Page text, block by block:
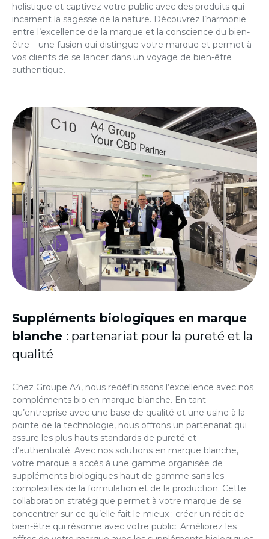
holistique et captivez votre public avec des produits qui
incarnent la sagesse de la nature. Découvrez l’harmonie
entre l’excellence de la marque et la conscience du bien-
être – une fusion qui distingue votre marque et permet à
vos clients de se lancer dans un voyage de bien-être
authentique.
Suppléments biologiques en marque
blanche : partenariat pour la pureté et la
qualité
Chez Groupe A4, nous redéfinissons l’excellence avec nos
compléments bio en marque blanche. En tant
qu’entreprise avec une base de qualité et une usine à la
pointe de la technologie, nous offrons un partenariat qui
assure les plus hauts standards de pureté et
d’authenticité. Avec nos solutions en marque blanche,
votre marque a accès à une gamme organisée de
suppléments biologiques haut de gamme sans les
complexités de la formulation et de la production. Cette
collaboration stratégique permet à votre marque de se
concentrer sur ce qu’elle fait le mieux : créer un récit de
bien-être qui résonne avec votre public. Améliorez les